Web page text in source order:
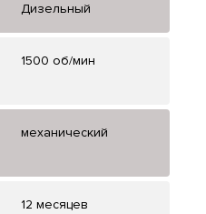
Дизельный
1500 об/мин
механический
12 месяцев